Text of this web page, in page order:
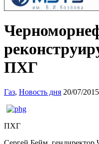
ПХГ
Газ, Новость дня 20/07/2015
ПХГ